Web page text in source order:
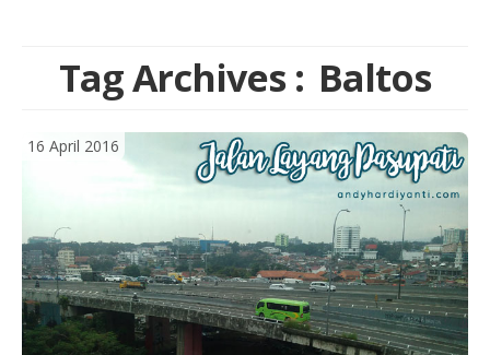
Tag Archives : Baltos
16 April 2016